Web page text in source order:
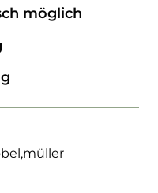
möglich
,müller